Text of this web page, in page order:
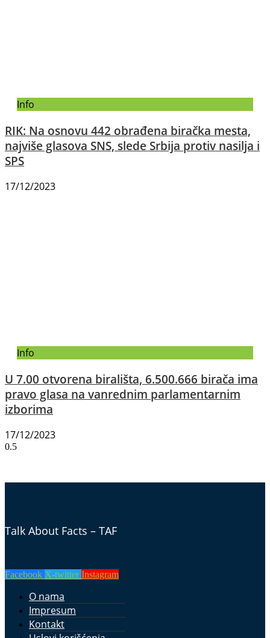
Info
RIK: Na osnovu 442 obrađena biračka mesta,
najviše glasova SNS, slede Srbija protiv nasilja i
SPS
17/12/2023
Info
U 7.00 otvorena birališta, 6.500.666 birača ima
pravo glasa na vanrednim parlamentarnim
izborima
17/12/2023
Talk About Facts – TAF
Facebook X-twitter Instagram
O nama
Impresum
Kontakt